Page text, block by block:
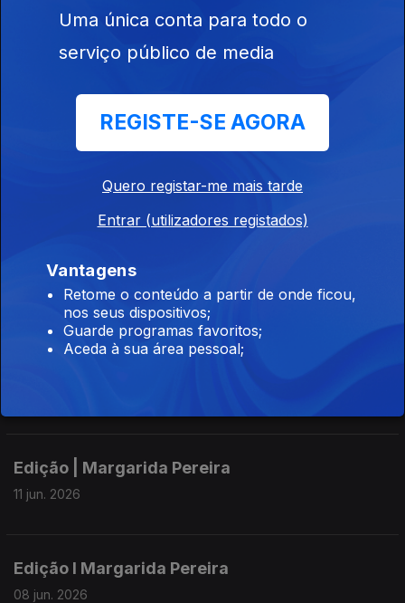
Edição | Margarida Pereira
18 jun. 2026
Edição I Margarida Pereira
15 jun. 2026
Edição | Margarida Pereira
11 jun. 2026
Edição I Margarida Pereira
08 jun. 2026
Uma única conta para todo o
serviço público de media
REGISTE-SE AGORA
Quero registar-me mais tarde
Entrar (utilizadores registados)
Vantagens
Retome o conteúdo a partir de onde ficou,
nos seus dispositivos;
Guarde programas favoritos;
Aceda à sua área pessoal;